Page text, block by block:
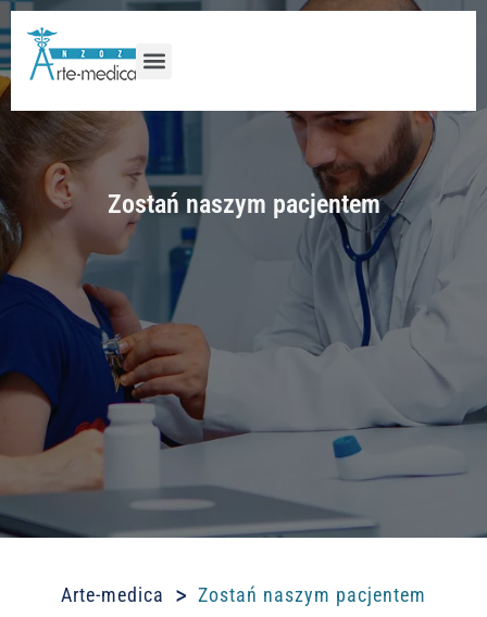
Zostań naszym pacjentem
Arte-medica > Zostań naszym pacjentem